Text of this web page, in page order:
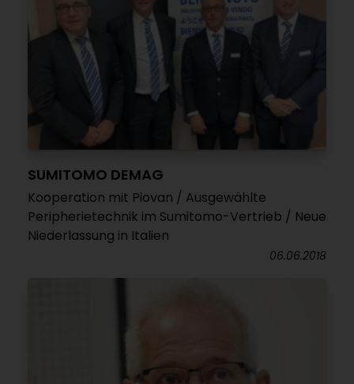
SUMITOMO DEMAG
Kooperation mit Piovan / Ausgewählte
Peripherietechnik im Sumitomo-Vertrieb / Neue
Niederlassung in Italien
06.06.2018